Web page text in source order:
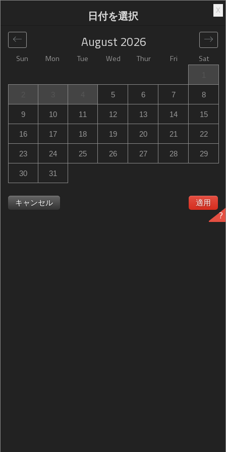
グローバル >United States>Owensboro
Hampton Inn
Hampton Inn Owensboro
615 Salem Drive, Owensboro, KY, United States
ですか？次の時に通知を受け取る Hampton Inn
Owensboro in Owensboro 必要な日程で空室が出るの
X
日付を選択
Sun Mon Tue Wed Thur Fri Sat
August 2026
5 6 7 8
9 10 11 12 13 14 15
16 17 18 19 20 21 22
23 24 25 26 27 28 29
30 31
キャンセル 適用
?